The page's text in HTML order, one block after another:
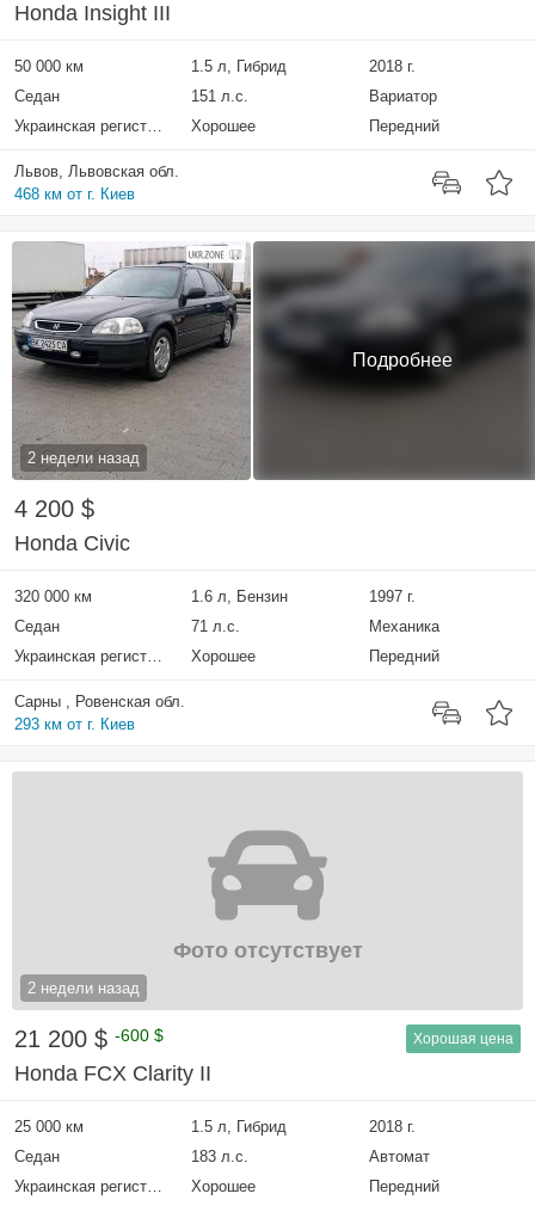
Honda Insight III
50 000 км 1.5 л, Гибрид
2018 г.
Седан
151 л.с.
Вариатор
Украинская регистрация
Хорошее Передний
Львов, Львовская обл.
468 км от г. Киев
2 недели назад
Подробнее
4 200 $
Honda Civic
320 000 км 1.6 л, Бензин
1997 г.
Седан
71 л.с.
Механика
Украинская регистрация
Хорошее Передний
Сарны , Ровенская обл.
293 км от г. Киев
2 недели назад
Фото отсутствует
21 200 $ -600 $ Хорошая цена
Honda FCX Clarity II
25 000 км 1.5 л, Гибрид
2018 г.
Седан
183 л.с.
Автомат
Украинская регистрация
Хорошее Передний